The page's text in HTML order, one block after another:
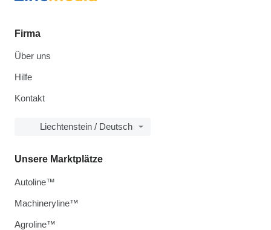
Firma
Über uns
Hilfe
Kontakt
Liechtenstein / Deutsch
Unsere Marktplätze
Autoline™
Machineryline™
Agroline™